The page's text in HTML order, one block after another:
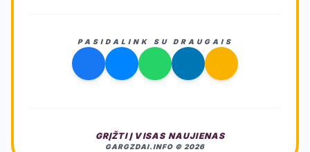
PASIDALINK SU DRAUGAIS
GRĮŽTI Į VISAS NAUJIENAS
GARGZDAI.INFO © 2026